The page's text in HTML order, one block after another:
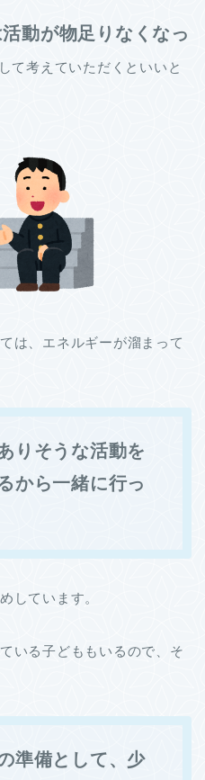
動が物足りなくなっ
て考えていただくといいと
は、エネルギーが溜まって
りそうな活動を
から一緒に行っ
しています。
いる子どももいるので、そ
準備として、少